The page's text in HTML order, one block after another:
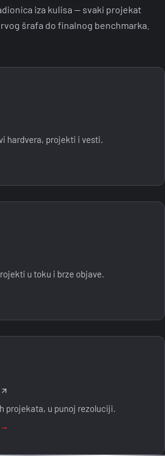
iza kulisa — svaki projekat
šrafa do finalnog benchmarka.
hardvera, projekti i vesti.
u toku i brze objave.
projekata, u punoj rezoluciji.
→